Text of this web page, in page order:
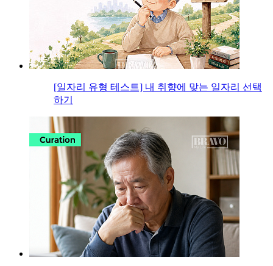
[일자리 유형 테스트] 내 취향에 맞는 일자리 선택
하기